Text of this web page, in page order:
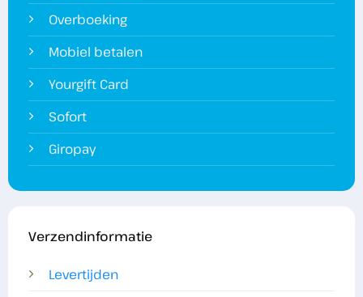
Overboeking
Mobiel betalen
Yourgift Card
Sofort
Giropay
Verzendinformatie
Levertijden